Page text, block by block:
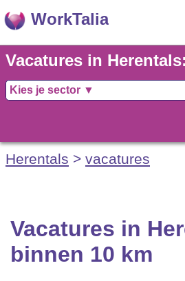
WorkTalia
Vacatures in
km
Herentals > vacatures
Vacatures in
binnen 10 km